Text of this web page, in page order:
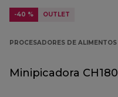
-40 % OUTLET
PROCESADORES DE ALIMENTOS
Minipicadora CH180